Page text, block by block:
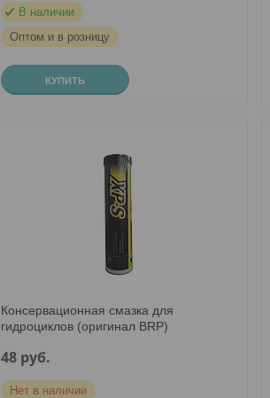
В наличии
Оптом и в розницу
КУПИТЬ
Консервационная смазка для
гидроциклов (оригинал BRP)
48 руб.
Нет в наличии